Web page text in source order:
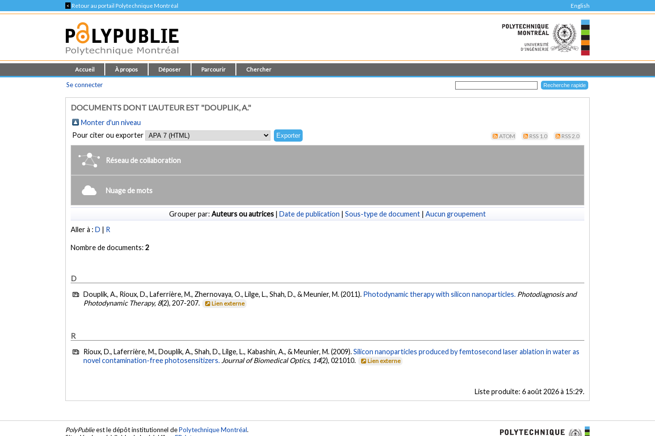
< Retour au portail Polytechnique Montréal English
Accueil À propos Déposer Parcourir Chercher
Se connecter
DOCUMENTS DONT L'AUTEUR EST "DOUPLIK, A."
Monter d'un niveau
Pour citer ou exporter
ATOM RSS 1.0 RSS 2.0
Réseau de collaboration
Nuage de mots
Grouper par: Auteurs ou autrices | Date de publication | Sous-type de document | Aucun groupement
Aller à :D | R
Nombre de documents:2
D
Douplik, A., Rioux, D., Laferrière, M., Zhernovaya, O., Lilge, L., Shah, D., & Meunier, M. (2011). Photodynamic therapy with silicon nanoparticles. Photodiagnosis and
Photodynamic Therapy, 8(2), 207-207. Lien externe
R
Rioux, D., Laferrière, M., Douplik, A., Shah, D., Lilge, L., Kabashin, A., & Meunier, M. (2009).Silicon nanoparticles produced by femtosecond laser ablation in water as
novel contamination-free photosensitizers. Journal of Biomedical Optics, 14(2), 021010. Lien externe
Liste produite: 6 août 2026 à 15:29.
PolyPublieest le dépôt institutionnel dePolytechnique Montréal.